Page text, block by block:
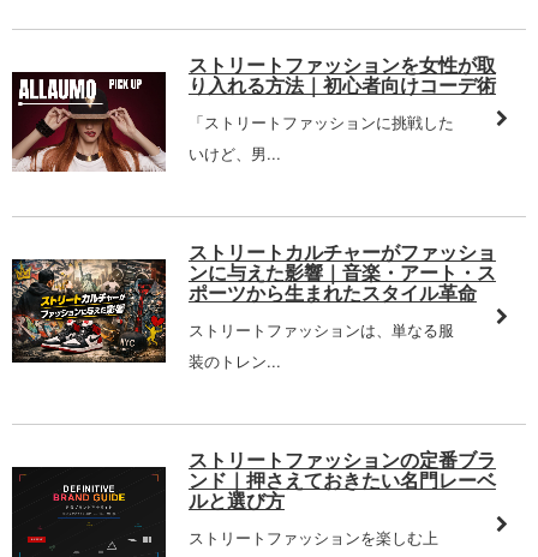
ストリートファッションを女性が取
り入れる方法｜初心者向けコーデ術
「ストリートファッションに挑戦した
いけど、男...
ストリートカルチャーがファッショ
ンに与えた影響｜音楽・アート・ス
ポーツから生まれたスタイル革命
ストリートファッションは、単なる服
装のトレン...
ストリートファッションの定番ブラ
ンド｜押さえておきたい名門レーベ
ルと選び方
ストリートファッションを楽しむ上